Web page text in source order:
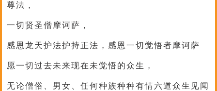
尊法，
一切贤圣僧摩诃萨，
感恩龙天护法护持正法，感恩一切觉悟者摩诃萨
愿一切过去未来现在未觉悟的众生，
无论僧俗、男女、任何种族种种有情六道众生见闻